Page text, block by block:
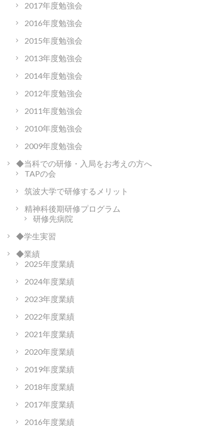
2017年度勉強会
2016年度勉強会
2015年度勉強会
2013年度勉強会
2014年度勉強会
2012年度勉強会
2011年度勉強会
2010年度勉強会
2009年度勉強会
◆当科での研修・入局をお考えの方へ
TAPの会
筑波大学で研修するメリット
精神科後期研修プログラム
研修先病院
◆学生実習
◆業績
2025年度業績
2024年度業績
2023年度業績
2022年度業績
2021年度業績
2020年度業績
2019年度業績
2018年度業績
2017年度業績
2016年度業績